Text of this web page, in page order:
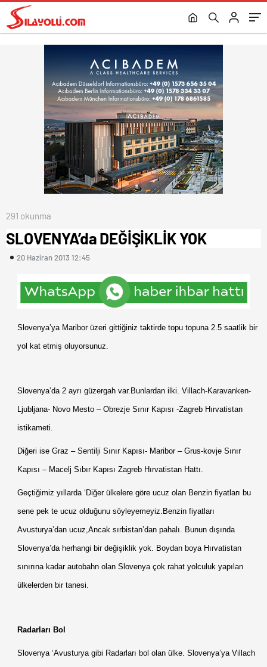
291 okunma
SLOVENYA’da DEĞİŞİKLİK YOK
20 Haziran 2013 12:45
Slovenya’ya Maribor üzeri gittiğiniz taktirde topu topuna 2.5 saatlik bir
yol kat etmiş oluyorsunuz.
Slovenya’da 2 ayrı güzergah var.Bunlardan ilki. Villach-Karavanken-
Ljubljana- Novo Mesto – Obrezje Sınır Kapısı -Zagreb Hırvatistan
istikameti.
Diğeri ise Graz – Sentilji Sınır Kapısı- Maribor – Grus-kovje Sınır
Kapısı – Macelj Sıbır Kapısı Zagreb Hırvatistan Hattı.
Geçtiğimiz yıllarda ‘Diğer ülkelere göre ucuz olan Benzin fiyatları bu
sene pek te ucuz olduğunu söyleyemeyiz.Benzin fiyatları
Avusturya’dan ucuz,Ancak sırbistan’dan pahalı. Bunun dışında
Slovenya’da herhangi bir değişiklik yok. Boydan boya Hırvatistan
sınırına kadar autobahn olan Slovenya çok rahat yolculuk yapılan
ülkelerden bir tanesi.
Radarları Bol
Slovenya ‘Avusturya gibi Radarları bol olan ülke. Slovenya’ya Villach